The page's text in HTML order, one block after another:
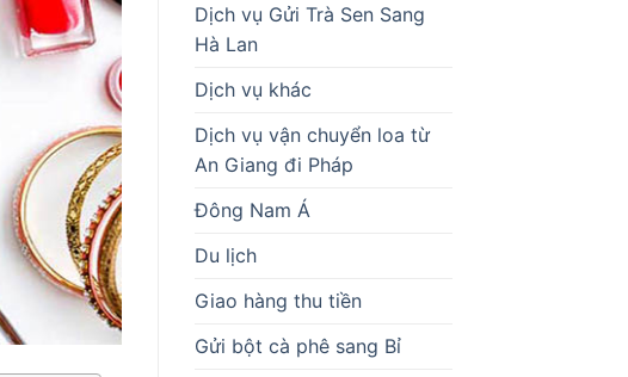
Dịch vụ Gửi Trà Sen Sang
Hà Lan
Dịch vụ khác
Dịch vụ vận chuyển loa từ
An Giang đi Pháp
Đông Nam Á
Du lịch
Giao hàng thu tiền
Gửi bột cà phê sang Bỉ